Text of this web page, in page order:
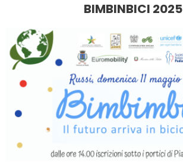
BIMBINBICI 2025